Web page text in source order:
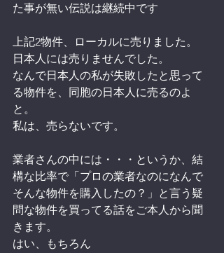
た事が無い伝説は継続中です
上記2物件、ローカルに売りました。
日本人には売りませんでした。
なんで日本人の私が失敗したと思って
る物件を、同胞の日本人に売るのよ
と。
私は、売らないです。
業者さんの中には・・・というか、結
構な比率で「プロの業者なのになんで
そんな物件を購入したの？」と言う疑
問な物件を買ってる話をご本人から聞
きます。
はい、もちろん